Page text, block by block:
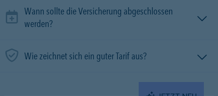
Wann sollte die Versicherung abgeschlossen
werden?
Wie zeichnet sich ein guter Tarif aus?